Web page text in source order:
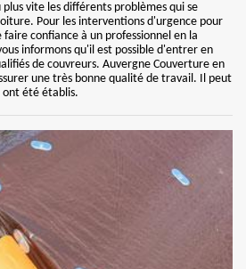
vite les différents problèmes qui se
Pour les interventions d'urgence pour
confiance à un professionnel en la
informons qu'il est possible d'entrer en
de couvreurs. Auvergne Couverture en
une très bonne qualité de travail. Il peut
ont été établis.